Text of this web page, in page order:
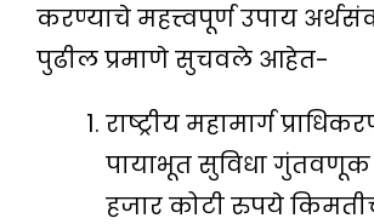
करण्याचे महत्त्वपूर्ण उपाय
पुढील प्रमाणे सुचवले आहेत-
राष्ट्रीय महामार्ग
पायाभूत सुविधा गुंतवणूक
हजार कोटी रुपये